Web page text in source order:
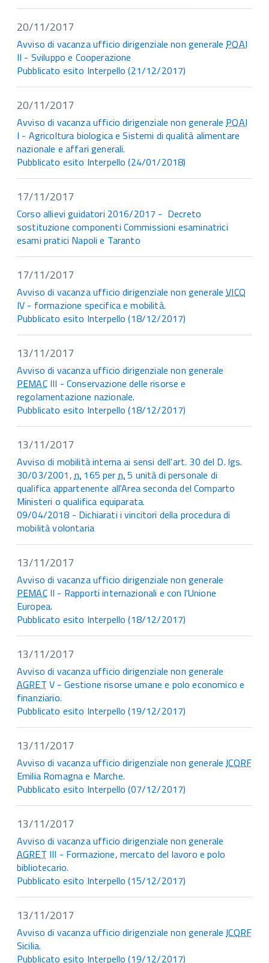
20/11/2017
Avviso di vacanza ufficio dirigenziale non generale PQAI
II - Sviluppo e Cooperazione
Pubblicato esito Interpello (21/12/2017)
20/11/2017
Avviso di vacanza ufficio dirigenziale non generale PQAI
I - Agricoltura biologica e Sistemi di qualità alimentare
nazionale e affari generali.
Pubblicato esito Interpello (24/01/2018)
17/11/2017
Corso allievi guidatori 2016/2017 - Decreto
sostituzione componenti Commissioni esaminatrici
esami pratici Napoli e Taranto
17/11/2017
Avviso di vacanza ufficio dirigenziale non generaleVICO
IV - formazione specifica e mobilità.
Pubblicato esito Interpello (18/12/2017)
13/11/2017
Avviso di vacanza ufficio dirigenziale non generale
PEMACIII - Conservazione delle risorse e
regolamentazione nazionale.
Pubblicato esito Interpello (18/12/2017)
13/11/2017
Avviso di mobilità interna ai sensi dell'art. 30 del D. lgs.
30/03/2001, n. 165 per n. 5 unità di personale di
qualifica appartenente all'Area seconda del Comparto
Ministeri o qualifica equiparata.
09/04/2018 - Dichiarati i vincitori della procedura di
mobilità volontaria
13/11/2017
Avviso di vacanza ufficio dirigenziale non generale
PEMACII - Rapporti internazionali e con l'Unione
Europea.
Pubblicato esito Interpello (18/12/2017)
13/11/2017
Avviso di vacanza ufficio dirigenziale non generale
AGRET V - Gestione risorse umane e polo economico e
finanziario.
Pubblicato esito Interpello (19/12/2017)
13/11/2017
Avviso di vacanza ufficio dirigenziale non generale ICQRF
Emilia Romagna e Marche.
Pubblicato esito Interpello (07/12/2017)
13/11/2017
Avviso di vacanza ufficio dirigenziale non generale
AGRET III - Formazione, mercato del lavoro e polo
bibliotecario.
Pubblicato esito Interpello (15/12/2017)
13/11/2017
Avviso di vacanza ufficio dirigenziale non generale ICQRF
Sicilia.
Pubblicato esito Interpello (19/12/2017)